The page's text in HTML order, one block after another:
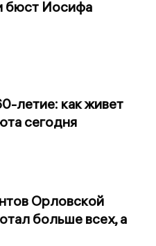
бюст Иосифа
летие: как живет
сегодня
Орловской
больше всех, а